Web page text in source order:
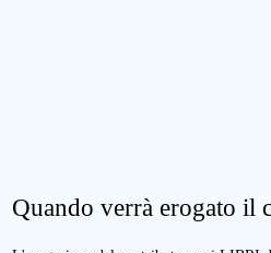
Quando verrà erogato il